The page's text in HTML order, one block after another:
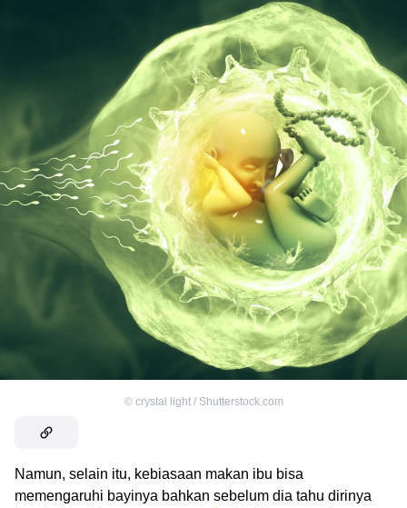
© crystal light / Shutterstock.com
Namun, selain itu, kebiasaan makan ibu bisa
memengaruhi bayinya bahkan sebelum dia tahu dirinya